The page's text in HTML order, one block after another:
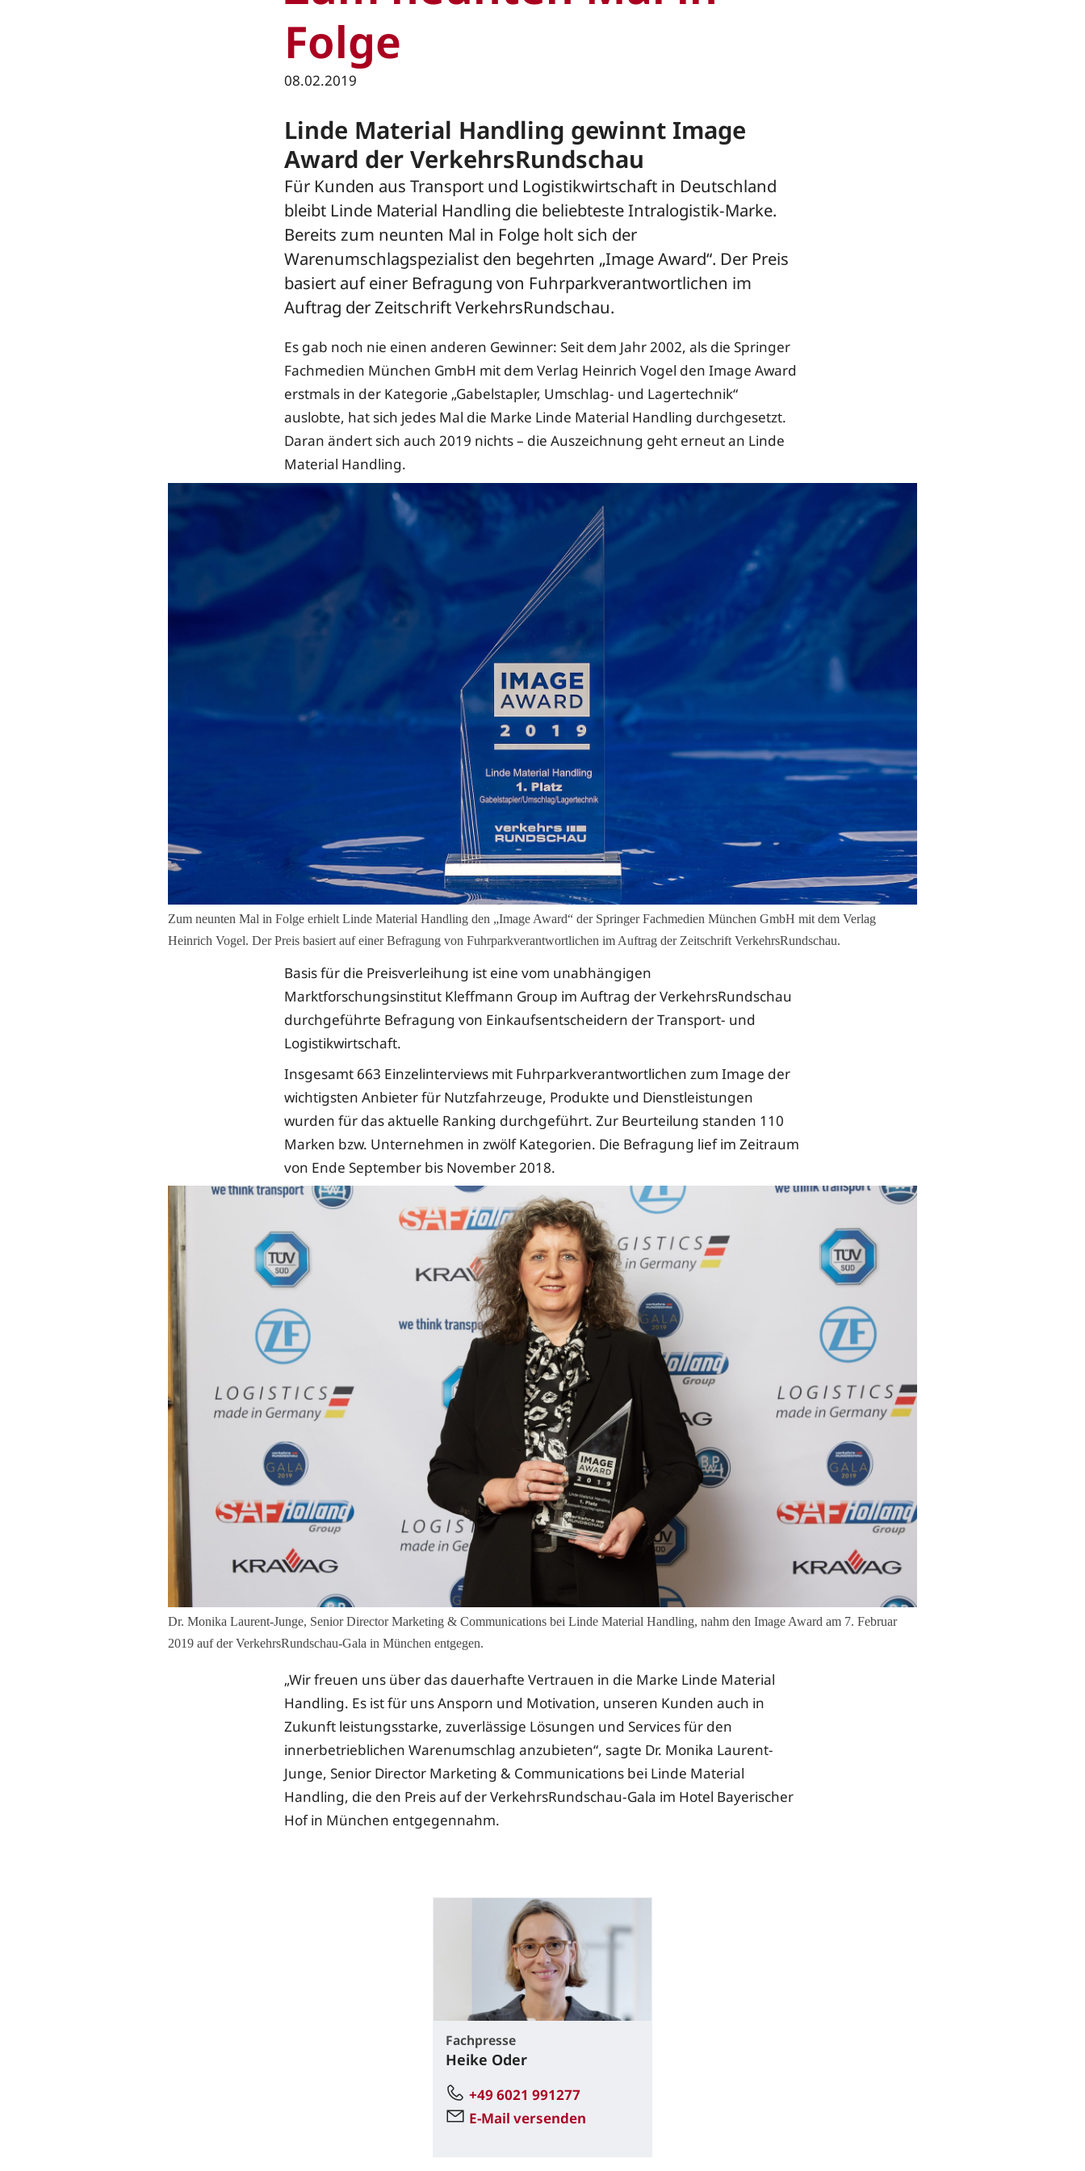
Folge
08.02.2019
Linde Material Handling gewinnt Image
Award der VerkehrsRundschau
Für Kunden aus Transport und Logistikwirtschaft in Deutschland
bleibt Linde Material Handling die beliebteste Intralogistik-Marke.
Bereits zum neunten Mal in Folge holt sich der
Warenumschlagspezialist den begehrten „Image Award“. Der Preis
basiert auf einer Befragung von Fuhrparkverantwortlichen im
Auftrag der Zeitschrift VerkehrsRundschau.
Es gab noch nie einen anderen Gewinner: Seit dem Jahr 2002, als die Springer
Fachmedien München GmbH mit dem Verlag Heinrich Vogel den Image Award
erstmals in der Kategorie „Gabelstapler, Umschlag- und Lagertechnik“
auslobte, hat sich jedes Mal die Marke Linde Material Handling durchgesetzt.
Daran ändert sich auch 2019 nichts – die Auszeichnung geht erneut an Linde
Material Handling.
Zum neunten Mal in Folge erhielt Linde Material Handling den „Image Award“ der Springer Fachmedien München GmbH mit dem Verlag
Heinrich Vogel. Der Preis basiert auf einer Befragung von Fuhrparkverantwortlichen im Auftrag der Zeitschrift VerkehrsRundschau.
Basis für die Preisverleihung ist eine vom unabhängigen
Marktforschungsinstitut Kleffmann Group im Auftrag der VerkehrsRundschau
durchgeführte Befragung von Einkaufsentscheidern der Transport- und
Logistikwirtschaft.
Insgesamt 663 Einzelinterviews mit Fuhrparkverantwortlichen zum Image der
wichtigsten Anbieter für Nutzfahrzeuge, Produkte und Dienstleistungen
wurden für das aktuelle Ranking durchgeführt. Zur Beurteilung standen 110
Marken bzw. Unternehmen in zwölf Kategorien. Die Befragung lief im Zeitraum
von Ende September bis November 2018.
Dr. Monika Laurent-Junge, Senior Director Marketing & Communications bei Linde Material Handling, nahm den Image Award am 7. Februar
2019 auf der VerkehrsRundschau-Gala in München entgegen.
„Wir freuen uns über das dauerhafte Vertrauen in die Marke Linde Material
Handling. Es ist für uns Ansporn und Motivation, unseren Kunden auch in
Zukunft leistungsstarke, zuverlässige Lösungen und Services für den
innerbetrieblichen Warenumschlag anzubieten“, sagte Dr. Monika Laurent-
Junge, Senior Director Marketing & Communications bei Linde Material
Handling, die den Preis auf der VerkehrsRundschau-Gala im Hotel Bayerischer
Hof in München entgegennahm.
Fachpresse
Heike Oder
+49 6021 991277
E-Mail versenden